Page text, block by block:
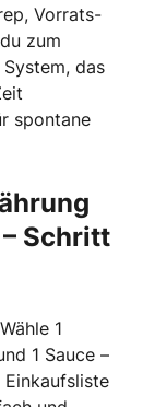
Vorrats-
zum
das
spontane
Schritt
1
1 Sauce –